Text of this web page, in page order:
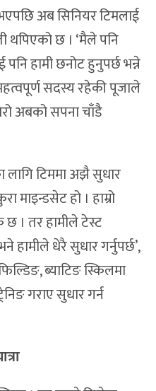
अब सिनियर टिमलाई
थपिएको छ । ‘मैले पनि
हामी छनोट हुनुपर्छ भन्ने
सदस्य रहेकी पूजाले
अबको सपना चाँडै
टिममा अझै सुधार
माइन्डसेट हो । हाम्रो
। तर हामीले टेस्ट
हामीले धेरै सुधार गर्नुपर्छ’,
ब्याटिङ स्किलमा
गराए सुधार गर्न